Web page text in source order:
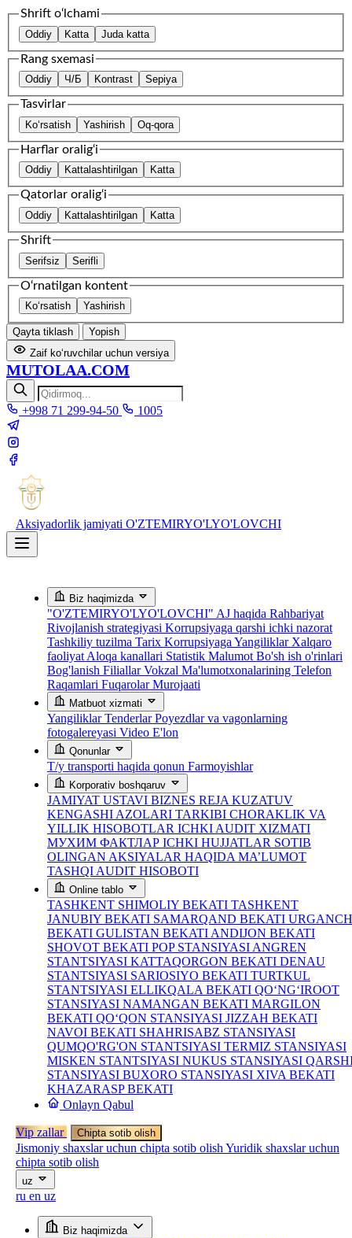
Shrift o‘lchami
Oddiy Katta Juda katta
Rang sxemasi
Oddiy Ч/Б Kontrast Sepiya
Tasvirlar
Ko‘rsatish Yashirish Oq-qora
Harflar oralig‘i
Oddiy Kattalashtirilgan Katta
Qatorlar oralig‘i
Oddiy Kattalashtirilgan Katta
Shrift
Serifsiz Serifli
O‘rnatilgan kontent
Ko‘rsatish Yashirish
Qayta tiklash
Yopish
Zaif ko‘ruvchilar uchun versiya
MUTOLAA.COM
+998 71 299-94-50 1005
Aksiyadorlik jamiyati O'ZTEMIRYO'LYO'LOVCHI
Biz haqimizda
"O'ZTEMIRYO'LYO'LOVCHI" AJ haqida Rahbariyat
Rivojlanish strategiyasi Korrupsiyaga qarshi ichki nazorat
Tashkiliy tuzilma Tarix Korrupsiyaga Yangiliklar Xalqaro
faoliyat Aloqa kanallari Statistik Malumot Bo'sh ish o'rinlari
Bog'lanish FiliallarVokzal Ma'lumotxonalarining Telefon
Raqamlari Fuqarolar Murojaati
Matbuot xizmati
YangiliklarTenderlarPoyezdlar va vagonlarning
fotogalereyasi Video E'lon
Qonunlar
T/y transporti haqida qonun Farmoyishlar
Korporativ boshqaruv
JAMIYAT USTAVI BIZNES REJA KUZATUV
KENGASHI AZOLARI TARKIBI CHORAKLIK VA
YILLIK HISOBOTLAR ICHKI AUDIT XIZMATI
МУХИМ ФАКТЛАР ICHKI HUJJATLAR SOTIB
OLINGAN AKSIYALAR HAQIDA MA’LUMOT
TASHQI AUDIT HISOBOTI
Online tablo
TASHKENT SHIMOLIY BEKATI TASHKENT
JANUBIY BEKATI SAMARQAND BEKATI URGANCH
BEKATI GULISTAN BEKATI ANDIJON BEKATI
SHOVOT BEKATI POP STANSIYASI ANGREN
STANTSIYASI KATTAQORGON BEKATI DENAU
STANTSIYASI SARIOSIYO BEKATI TURTKUL
STANTSIYASI ELLIKQALA BEKATI QO‘NG‘IROOT
STANSIYASI NAMANGAN BEKATI MARGILON
BEKATI QO‘QON STANSIYASI JIZZAH BEKATI
NAVOI BEKATI SHAHRISABZ STANSIYASI
QUMQO'RG'ON STANTSIYASI TERMIZ STANSIYASI
MISKEN STANTSIYASI NUKUS STANSIYASI
STANSIYASI BUXORO STANSIYASI XIVA BEKATI
KHAZARASP BEKATI
Onlayn Qabul
Vip zallar Chipta sotib olish
Jismoniy shaxslar uchun chipta sotib olish Yuridik shaxslar uchun
chipta sotib olish
uz
ru en uz
Biz haqimizda